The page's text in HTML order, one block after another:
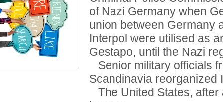
of Nazi Germany when
union between Germany
Interpol were utilised as
Gestapo, until the Nazi
Senior military officials
Scandinavia reorganized
The United States, after